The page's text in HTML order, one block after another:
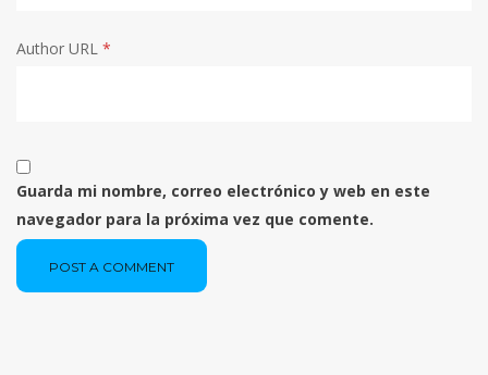
Author URL *
Guarda mi nombre, correo electrónico y web en este
navegador para la próxima vez que comente.
POST A COMMENT